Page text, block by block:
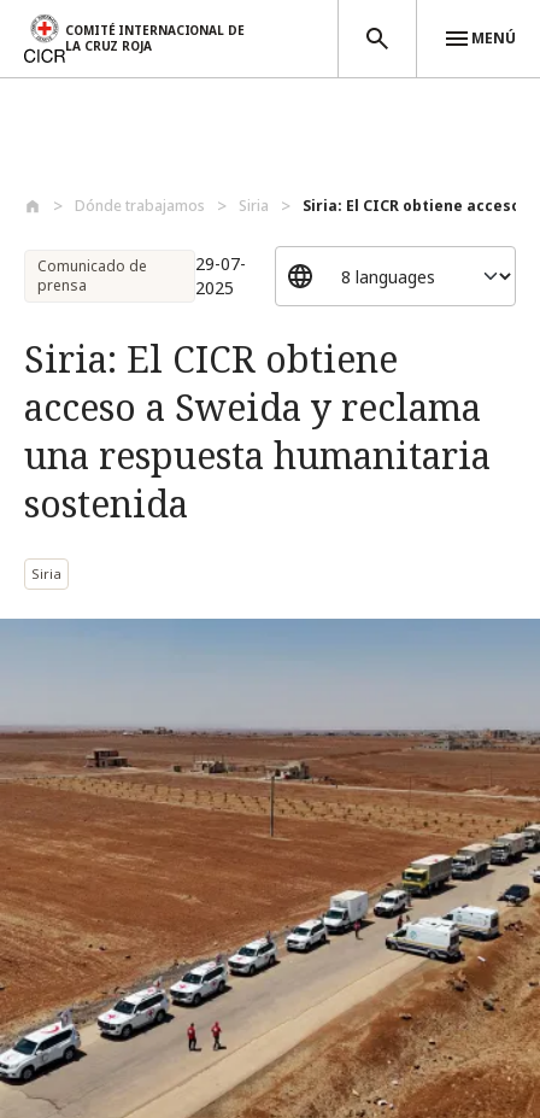
COMITÉ INTERNACIONAL DE
LA CRUZ ROJA
MENÚ
Dónde trabajamos Siria Siria: El CICR obtiene acceso a
Comunicado de
prensa
29-07-
2025
Siria: El CICR obtiene
acceso a Sweida y reclama
una respuesta humanitaria
sostenida
Siria